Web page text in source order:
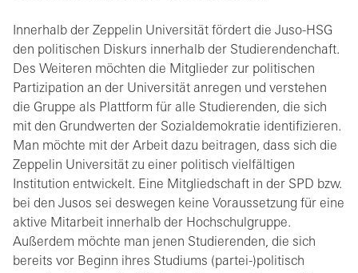
Innerhalb der Zeppelin Universität fördert die Juso-HSG
den politischen Diskurs innerhalb der Studierendenchaft.
Des Weiteren möchten die Mitglieder zur politischen
Partizipation an der Universität anregen und verstehen
die Gruppe als Plattform für alle Studierenden, die sich
mit den Grundwerten der Sozialdemokratie identifizieren.
Man möchte mit der Arbeit dazu beitragen, dass sich die
Zeppelin Universität zu einer politisch vielfältigen
Institution entwickelt. Eine Mitgliedschaft in der SPD bzw.
bei den Jusos sei deswegen keine Voraussetzung für eine
aktive Mitarbeit innerhalb der Hochschulgruppe.
Außerdem möchte man jenen Studierenden, die sich
bereits vor Beginn ihres Studiums (partei-)politisch